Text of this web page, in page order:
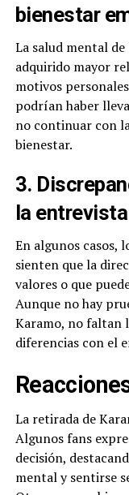
bienestar
La salud mental
adquirido mayor
motivos
podrían haber
no continuar con
bienestar.
3.
la entrevista
En algunos casos,
sienten que la
valores o que
Aunque no hay
Karamo, no faltan
diferencias con el
La retirada de
Algunos fans
decisión,
mental y sentirse